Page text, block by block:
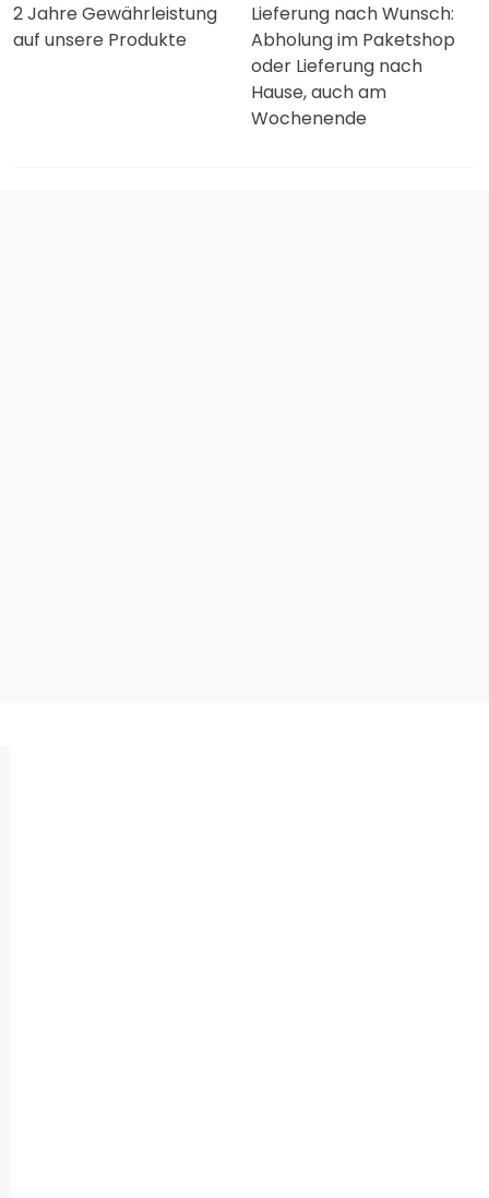
2 Jahre Gewährleistung
auf unsere Produkte
Lieferung nach Wunsch:
Abholung im Paketshop
oder Lieferung nach
Hause, auch am
Wochenende